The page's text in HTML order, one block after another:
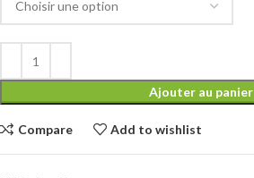
Ajouter au panier
Compare Add to wishlist